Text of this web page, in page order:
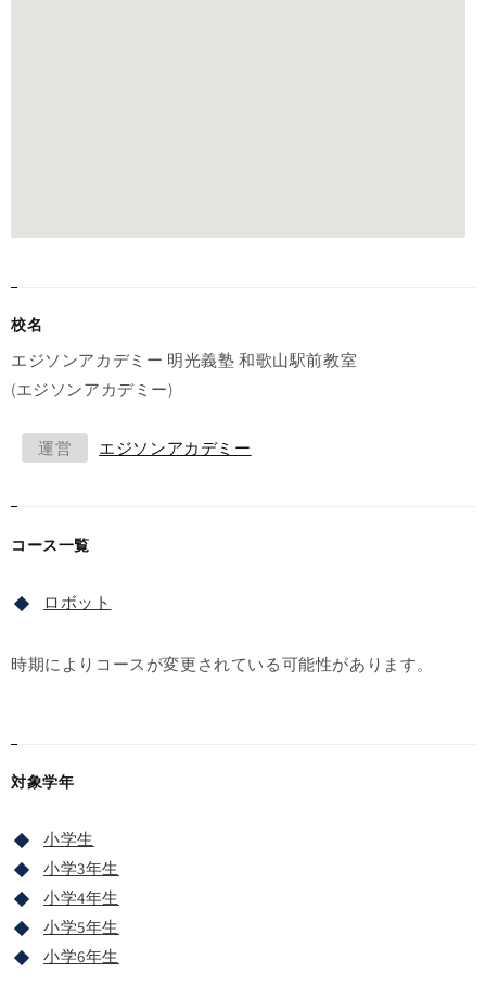
校名
エジソンアカデミー 明光義塾 和歌山駅前教室
(エジソンアカデミー)
運営 エジソンアカデミー
コース一覧
ロボット
時期によりコースが変更されている可能性があります。
対象学年
小学生
小学3年生
小学4年生
小学5年生
小学6年生